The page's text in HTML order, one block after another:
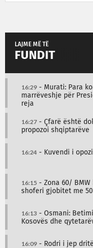
LAJME MË TË
FUNDIT
16:29 - Murati: Para
marrëveshje për
reja
16:27 - Çfarë është
propozoi shqiptarëve
16:24 - Kuvendi i
16:15 - Zona 60/
shoferi gjobitet me
16:13 - Osmani:
Kosovës dhe
16:09 - Rodri i jep